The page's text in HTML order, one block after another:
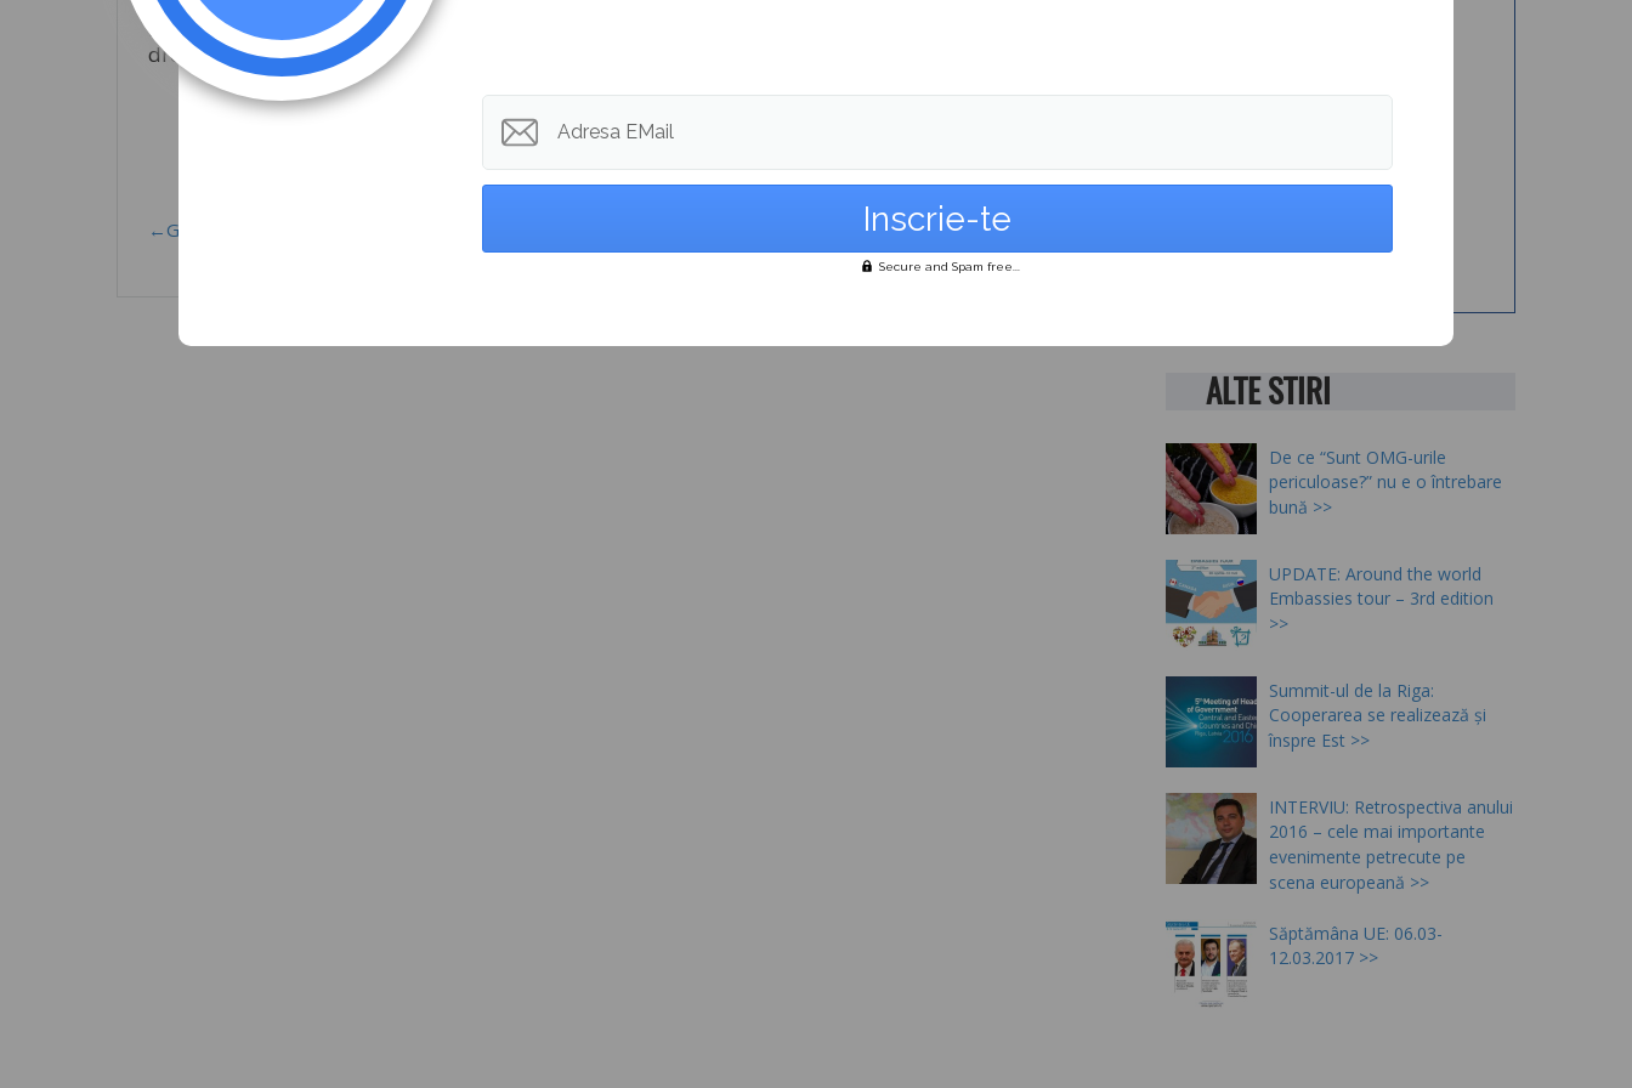
informaţii despre Uniunea Europeană, despre calitatea României de membră a UE şi despre
drepturile, obligaţiile cetăţenilor europeni.
←GO TO VOTE! pentru alegerile parlamentare
Vrei să faci stagiu de practică într-o organizație modernă
cu perspectivă europeană ?→
ALTE STIRI
De ce “Sunt OMG-urile
periculoase?” nu e o întrebare
bună
UPDATE: Around the world
Embassies tour – 3rd edition
Summit-ul de la Riga:
Cooperarea se realizează și
înspre Est
INTERVIU: Retrospectiva anului
2016 – cele mai importante
evenimente petrecute pe
scena europeană
Săptămâna UE: 06.03-
12.03.2017
Adresa EMail
Secure and Spam free...